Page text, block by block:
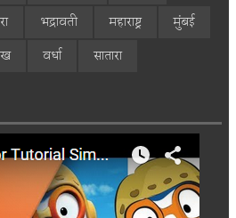
भद्रावती महाराष्ट्र
मुंबई
वर्धा सातारा